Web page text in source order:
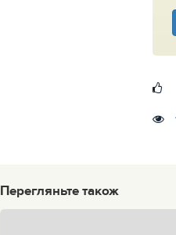
Перегляньте також